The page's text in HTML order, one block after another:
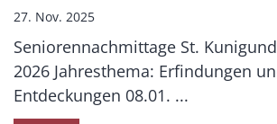
27. Nov. 2025
Seniorennachmittage St.
2026 Jahresthema: Erfindungen
Entdeckungen 08.01. ...